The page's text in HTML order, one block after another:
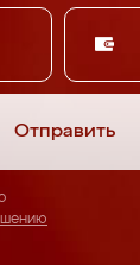
Отправить